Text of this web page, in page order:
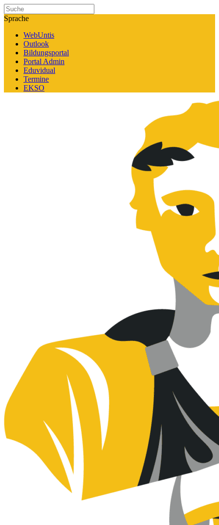
Sprache
WebUntis
Outlook
Bildungsportal
Portal Admin
Eduvidual
Termine
EKSO